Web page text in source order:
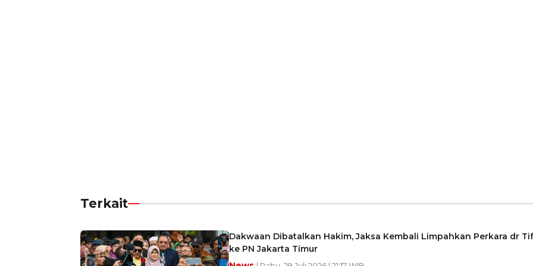
Terkait
Dakwaan Dibatalkan Hakim, Jaksa Kembali Limpahkan Perkara dr
ke PN Jakarta Timur